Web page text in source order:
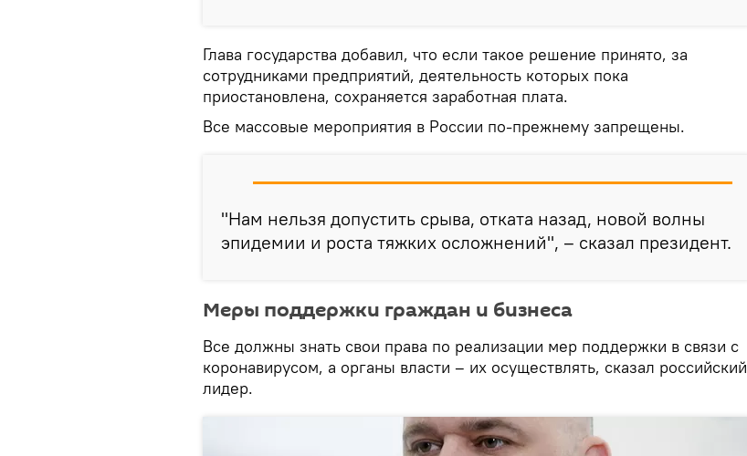
Глава государства добавил, что если такое решение принято, за
сотрудниками предприятий, деятельность которых пока
приостановлена, сохраняется заработная плата.
Все массовые мероприятия в России по-прежнему запрещены.
"Нам нельзя допустить срыва, отката назад, новой волны
эпидемии и роста тяжких осложнений", – сказал президент.
Меры поддержки граждан и бизнеса
Все должны знать свои права по реализации мер поддержки в связи с
коронавирусом, а органы власти – их осуществлять, сказал российский
лидер.